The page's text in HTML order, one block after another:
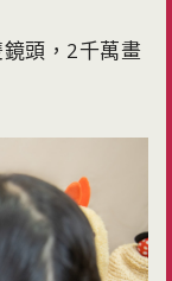
頭，2千萬畫